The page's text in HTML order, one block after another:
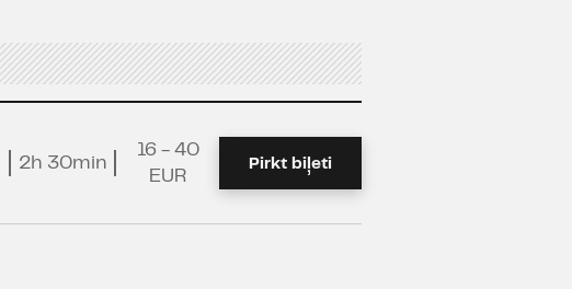
2h 30min
16 - 40
EUR
Pirkt biļeti